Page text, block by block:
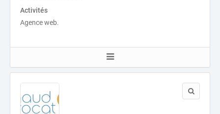
Activités
Agence web.